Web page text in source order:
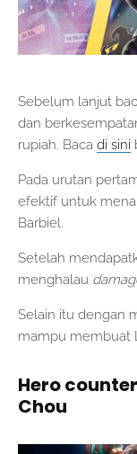
Sebelum lanjut
dan
rupiah. Baca di sini
Pada urutan
efektif untuk
Barbiel.
Setelah
menghalau
Selain itu dengan
mampu membuat
Hero
Chou